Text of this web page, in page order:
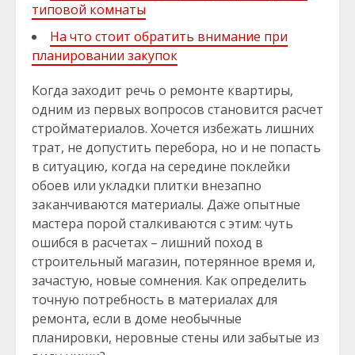
типовой комнаты
На что стоит обратить внимание при
планировании закупок
Когда заходит речь о ремонте квартиры,
одним из первых вопросов становится расчет
стройматериалов. Хочется избежать лишних
трат, не допустить перебора, но и не попасть
в ситуацию, когда на середине поклейки
обоев или укладки плитки внезапно
заканчиваются материалы. Даже опытные
мастера порой сталкиваются с этим: чуть
ошибся в расчетах – лишний поход в
строительный магазин, потерянное время и,
зачастую, новые сомнения. Как определить
точную потребность в материалах для
ремонта, если в доме необычные
планировки, неровные стены или забытые из